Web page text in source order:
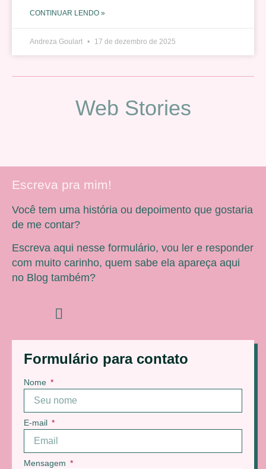
CONTINUAR LENDO »
Andreza Goulart 17 de dezembro de 2025
Web Stories
Formulário para contato
Nome
E-mail
Mensagem
Escreva pra mim!
Você tem uma história ou depoimento que gostaria
de me contar?
Escreva aqui nesse formulário, vou ler e responder
com muito carinho, quem sabe ela apareça aqui
no Blog também?